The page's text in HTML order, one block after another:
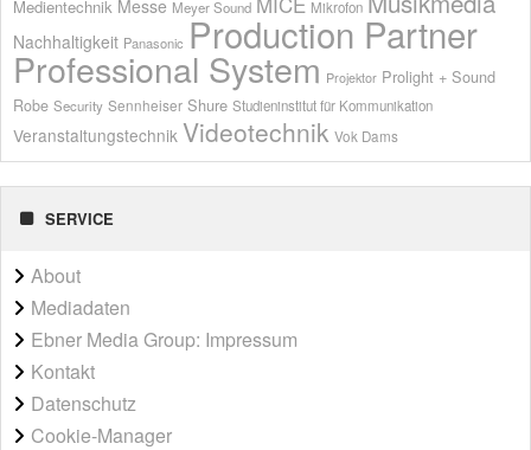
Medientechnik Messe Meyer Sound Mikrofon
Nachhaltigkeit Panasonic Production Partner
Professional System Projektor Prolight + Sound
Robe Security Sennheiser Shure Studieninstitut für Kommunikation
Veranstaltungstechnik Videotechnik Vok Dams
SERVICE
About
Mediadaten
Ebner Media Group: Impressum
Kontakt
Datenschutz
Cookie-Manager